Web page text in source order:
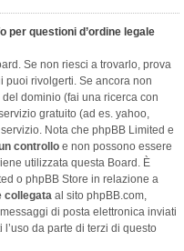
per questioni d’ordine legale
Se non riesci a trovarlo, prova
puoi rivolgerti. Se ancora non
dominio (fai una ricerca con
gratuito (ad es. yahoo,
Nota che phpBB Limited e
controllo e non possono essere
utilizzata questa Board. È
o phpBB Store in relazione a
collegata al sito phpBB.com,
di posta elettronica inviati
da parte di terzi di questo